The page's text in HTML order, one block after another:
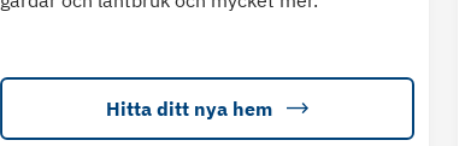
Hitta ditt nya hem